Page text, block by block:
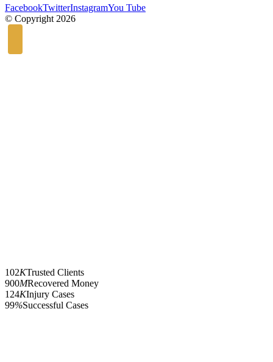
FacebookTwitterInstagramYou Tube
© Copyright 2026
102KTrusted Clients
900MRecovered Money
124KInjury Cases
99%Successful Cases